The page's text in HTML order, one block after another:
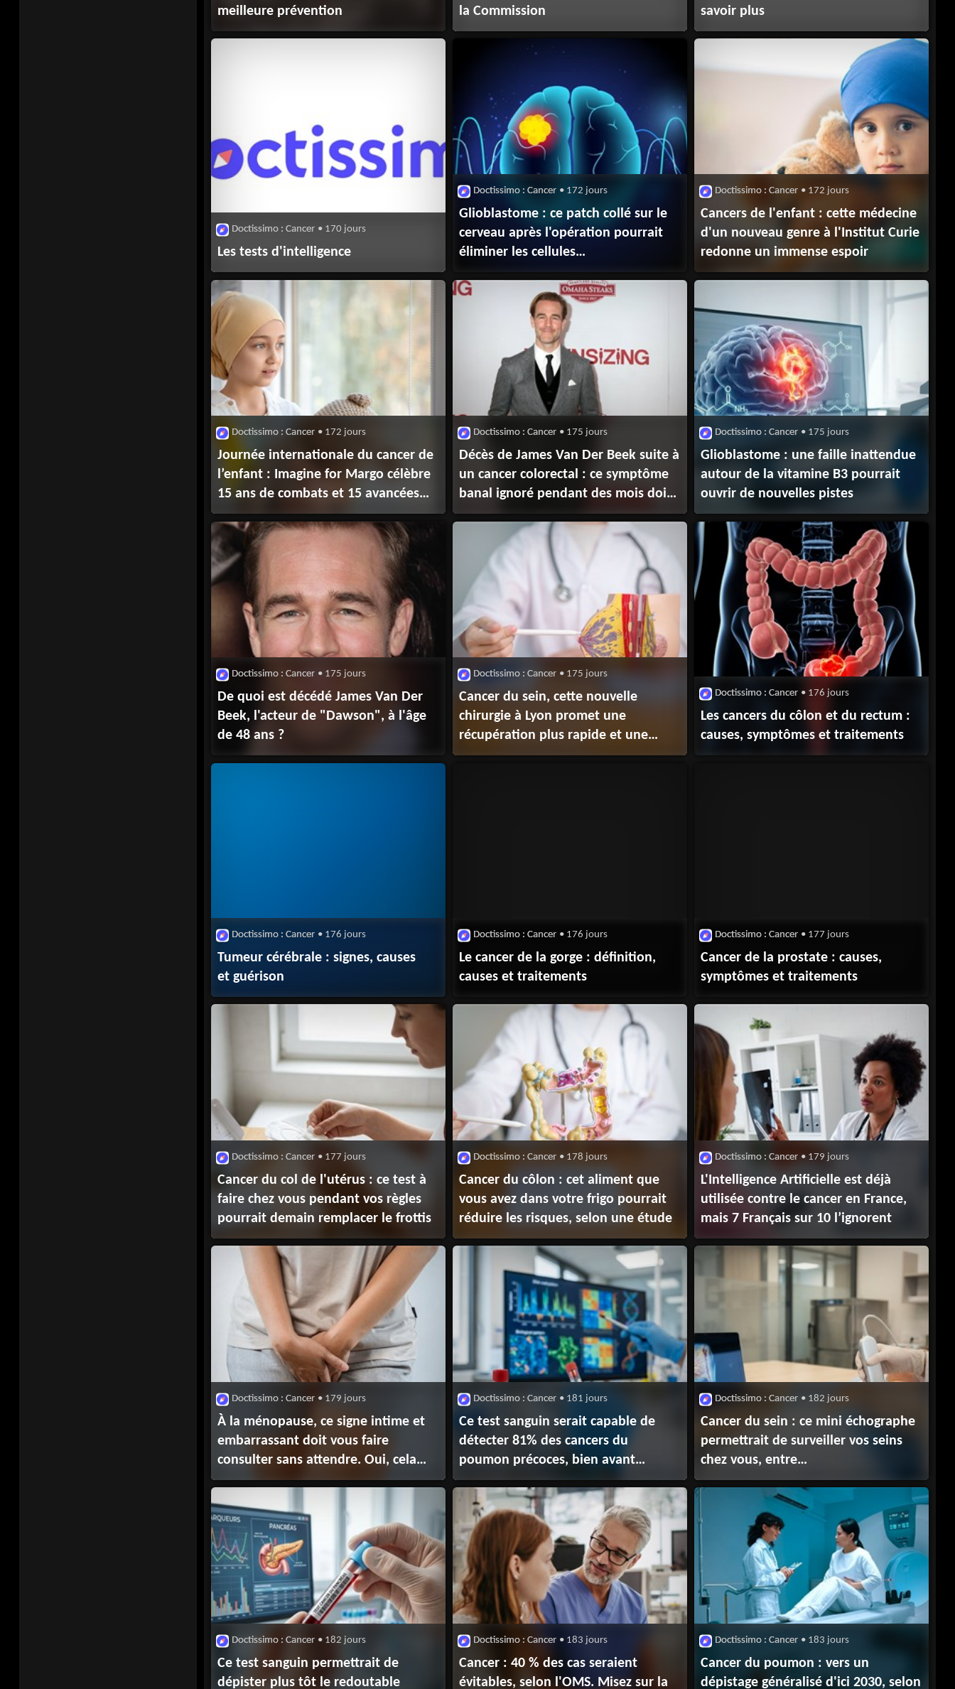
meilleure prévention
la Commission
savoir plus
Doctissimo : Cancer • 170 jours
Les tests d'intelligence
Doctissimo : Cancer • 172 jours
Glioblastome : ce patch collé sur le
cerveau après l'opération pourrait
éliminer les cellules
cancéreuses restantes
Doctissimo : Cancer • 172 jours
Cancers de l'enfant : cette médecine
d'un nouveau genre à l'Institut Curie
redonne un immense espoir
Doctissimo : Cancer • 172 jours
Journée internationale du cancer de
l’enfant : Imagine for Margo célèbre
15 ans de combats et 15 avancées
majeures pour sauver des vies
Doctissimo : Cancer • 175 jours
Décès de James Van Der Beek suite à
un cancer colorectal : ce symptôme
banal ignoré pendant des mois doit-
il vous alerter ?
Doctissimo : Cancer • 175 jours
Glioblastome : une faille inattendue
autour de la vitamine B3 pourrait
ouvrir de nouvelles pistes
Doctissimo : Cancer • 175 jours
De quoi est décédé James Van Der
Beek, l'acteur de "Dawson", à l'âge
de 48 ans ?
Doctissimo : Cancer • 175 jours
Cancer du sein, cette nouvelle
chirurgie à Lyon promet une
récupération plus rapide et une
cicatrice discrète
Doctissimo : Cancer • 176 jours
Les cancers du côlon et du rectum :
causes, symptômes et traitements
Doctissimo : Cancer • 176 jours
Tumeur cérébrale : signes, causes
et guérison
Doctissimo : Cancer • 176 jours
Le cancer de la gorge : définition,
causes et traitements
Doctissimo : Cancer • 177 jours
Cancer de la prostate : causes,
symptômes et traitements
Doctissimo : Cancer • 177 jours
Cancer du col de l'utérus : ce test à
faire chez vous pendant vos règles
pourrait demain remplacer le frottis
Doctissimo : Cancer • 178 jours
Cancer du côlon : cet aliment que
vous avez dans votre frigo pourrait
réduire les risques, selon une étude
Doctissimo : Cancer • 179 jours
L'Intelligence Artificielle est déjà
utilisée contre le cancer en France,
mais 7 Français sur 10 l’ignorent
Doctissimo : Cancer • 179 jours
À la ménopause, ce signe intime et
embarrassant doit vous faire
consulter sans attendre. Oui, cela
peut être un cancer
Doctissimo : Cancer • 181 jours
Ce test sanguin serait capable de
détecter 81% des cancers du
poumon précoces, bien avant
les symptômes
Doctissimo : Cancer • 182 jours
Cancer du sein : ce mini échographe
permettrait de surveiller vos seins
chez vous, entre
deux mammographies
Doctissimo : Cancer • 182 jours
Ce test sanguin permettrait de
dépister plus tôt le redoutable
Doctissimo : Cancer • 183 jours
Cancer : 40 % des cas seraient
évitables, selon l'OMS. Misez sur la
Doctissimo : Cancer • 183 jours
Cancer du poumon : vers un
dépistage généralisé d'ici 2030, selon